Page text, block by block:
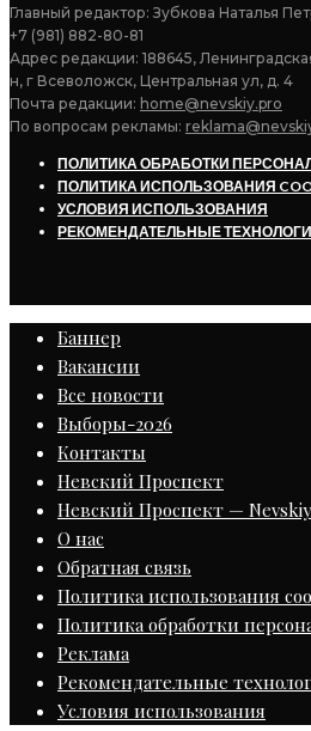
Главный редактор: Зубкова Наталья
+7 (981) 882-80-81
Адрес редакции: 188645,
н, г Всеволожск, Центральная ул, д. 4
Почта редакции: home@nevskiy.pro
По вопросам рекламы:
ПОЛИТИКА ОБРАБОТКИ
ПОЛИТИКА ИСПОЛЬЗОВАНИЯ
УСЛОВИЯ ИСПОЛЬЗОВАНИЯ
РЕКОМЕНДАТЕЛЬНЫЕ
Баннер
Вакансии
Все новости
Выборы-2026
Контакты
Невский Проспект
Невский Проспект —
О нас
Обратная связь
Политика использования
Политика обработки
Реклама
Рекомендательные
Условия использования